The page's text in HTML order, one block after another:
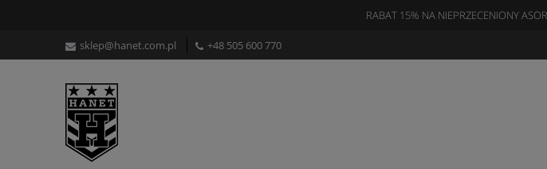
RABAT 15% NA NIEPRZECENIONY
sklep@hanet.com.pl +48 505 600 770